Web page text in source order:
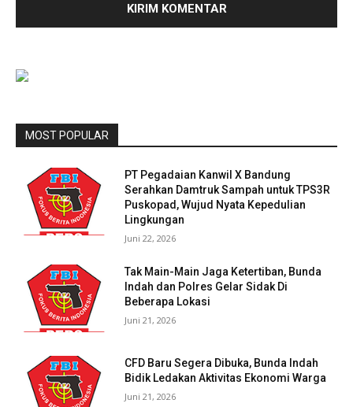
MOST POPULAR
PT Pegadaian Kanwil X Bandung
Serahkan Damtruk Sampah untuk TPS3R
Puskopad, Wujud Nyata Kepedulian
Lingkungan
Juni 22, 2026
Tak Main-Main Jaga Ketertiban, Bunda
Indah dan Polres Gelar Sidak Di
Beberapa Lokasi
Juni 21, 2026
CFD Baru Segera Dibuka, Bunda Indah
Bidik Ledakan Aktivitas Ekonomi Warga
Juni 21, 2026